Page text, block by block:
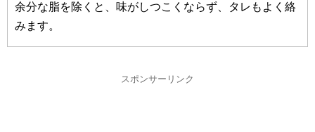
余分な脂を除くと、味がしつこくならず、タレもよく絡
みます。
スポンサーリンク